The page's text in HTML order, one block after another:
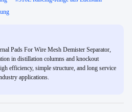
Pads For Wire Mesh Demister Separator,
in distillation columns and knockout
efficiency, simple structure, and long service
applications.